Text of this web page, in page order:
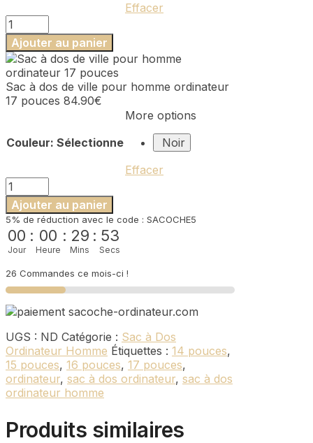
Effacer
quantité
de
Sac
à
dos
de
ville
ordinateur
pouces
Ajouter au panier
Sac à dos de ville pour homme ordinateur
17 pouces 84.90€
Couleur: Sélectionne
More options
Noir
Effacer
quantité
de
Sac
à
dos
de
ville
homme
ordinateur
pouces
Ajouter au panier
5% de réduction avec le code : SACOCHE5
00
Jour
: 00
Heure
: 29
Mins
: 52
Secs
26 Commandes ce mois-ci !
UGS : ND Catégorie : Sac à Dos
Ordinateur Homme Étiquettes : 14 pouces,
15 pouces, 16 pouces, 17 pouces,
ordinateur, sac à dos ordinateur, sac à dos
ordinateur homme
Produits similaires